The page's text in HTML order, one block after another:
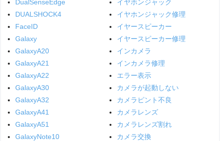
DualSenseEdge
DUALSHOCK4
FaceID
Galaxy
GalaxyA20
GalaxyA21
GalaxyA22
GalaxyA30
GalaxyA32
GalaxyA41
GalaxyA51
GalaxyNote10
イヤホンジャック
イヤホンジャック修理
イヤースピーカー
イヤースピーカー修理
インカメラ
インカメラ修理
エラー表示
カメラが起動しない
カメラピント不良
カメラレンズ
カメラレンズ割れ
カメラ交換